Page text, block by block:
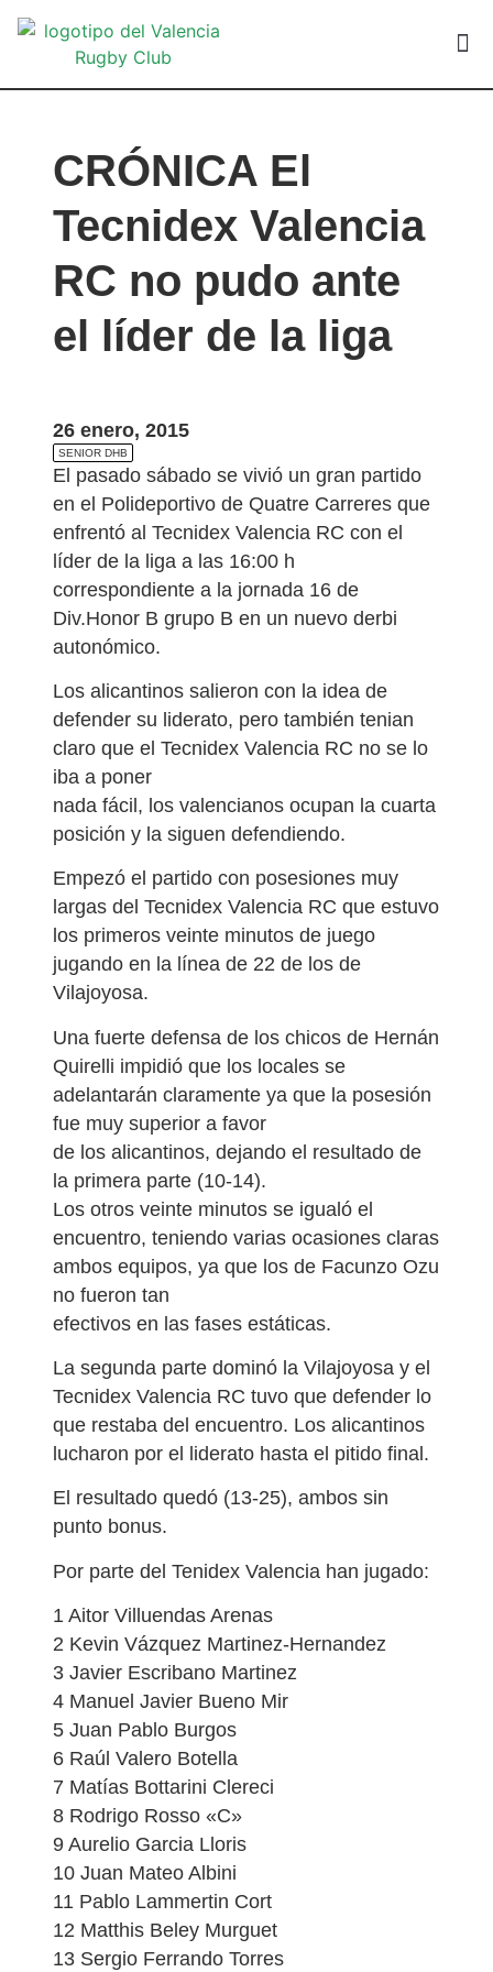
CRÓNICA El
Tecnidex Valencia
RC no pudo ante
el líder de la liga
26 enero, 2015
SENIOR DHB
El pasado sábado se vivió un gran partido
en el Polideportivo de Quatre Carreres que
enfrentó al Tecnidex Valencia RC con el
líder de la liga a las 16:00 h
correspondiente a la jornada 16 de
Div.Honor B grupo B en un nuevo derbi
autonómico.
Los alicantinos salieron con la idea de
defender su liderato, pero también tenian
claro que el Tecnidex Valencia RC no se lo
iba a poner
nada fácil, los valencianos ocupan la cuarta
posición y la siguen defendiendo.
Empezó el partido con posesiones muy
largas del Tecnidex Valencia RC que estuvo
los primeros veinte minutos de juego
jugando en la línea de 22 de los de
Vilajoyosa.
Una fuerte defensa de los chicos de Hernán
Quirelli impidió que los locales se
adelantarán claramente ya que la posesión
fue muy superior a favor
de los alicantinos, dejando el resultado de
la primera parte (10-14).
Los otros veinte minutos se igualó el
encuentro, teniendo varias ocasiones claras
ambos equipos, ya que los de Facunzo Ozu
no fueron tan
efectivos en las fases estáticas.
La segunda parte dominó la Vilajoyosa y el
Tecnidex Valencia RC tuvo que defender lo
que restaba del encuentro. Los alicantinos
lucharon por el liderato hasta el pitido final.
El resultado quedó (13-25), ambos sin
punto bonus.
Por parte del Tenidex Valencia han jugado:
1 Aitor Villuendas Arenas
2 Kevin Vázquez Martinez-Hernandez
3 Javier Escribano Martinez
4 Manuel Javier Bueno Mir
5 Juan Pablo Burgos
6 Raúl Valero Botella
7 Matías Bottarini Clereci
8 Rodrigo Rosso «C»
9 Aurelio Garcia Lloris
10 Juan Mateo Albini
11 Pablo Lammertin Cort
12 Matthis Beley Murguet
13 Sergio Ferrando Torres